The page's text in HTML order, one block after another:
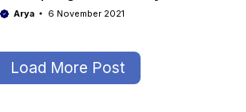
Arya 6 November 2021
Load More Post